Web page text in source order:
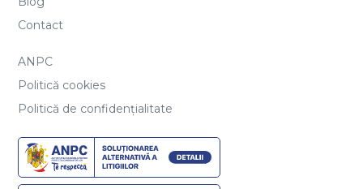
Contact
ANPC
Politică cookies
Politică de confidențialitate